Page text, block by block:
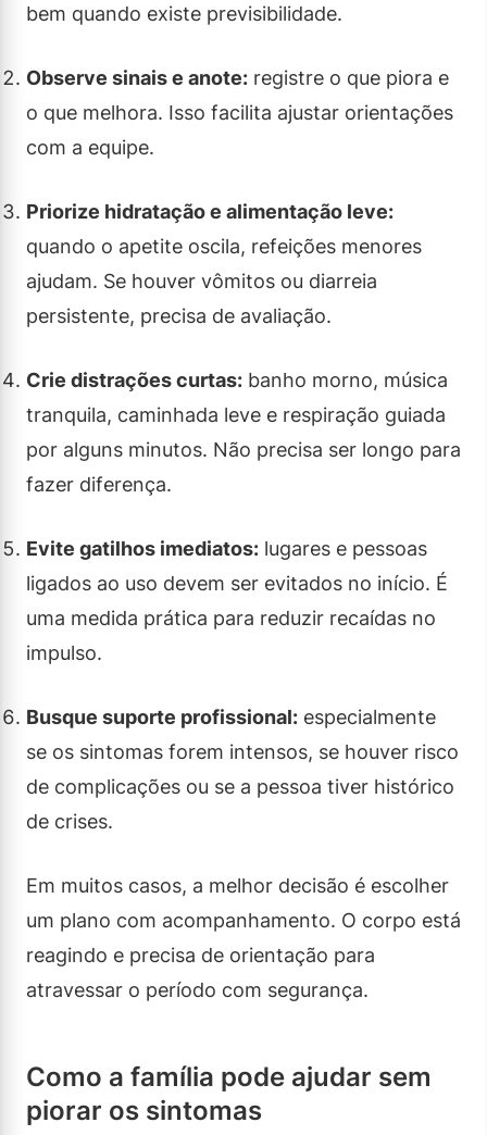
bem quando existe previsibilidade.
Observe sinais e anote: registre o que piora e
o que melhora. Isso facilita ajustar orientações
com a equipe.
Priorize hidratação e alimentação leve:
quando o apetite oscila, refeições menores
ajudam. Se houver vômitos ou diarreia
persistente, precisa de avaliação.
Crie distrações curtas: banho morno, música
tranquila, caminhada leve e respiração guiada
por alguns minutos. Não precisa ser longo para
fazer diferença.
Evite gatilhos imediatos: lugares e pessoas
ligados ao uso devem ser evitados no início. É
uma medida prática para reduzir recaídas no
impulso.
Busque suporte profissional: especialmente
se os sintomas forem intensos, se houver risco
de complicações ou se a pessoa tiver histórico
de crises.
Em muitos casos, a melhor decisão é escolher
um plano com acompanhamento. O corpo está
reagindo e precisa de orientação para
atravessar o período com segurança.
Como a família pode ajudar sem
piorar os sintomas